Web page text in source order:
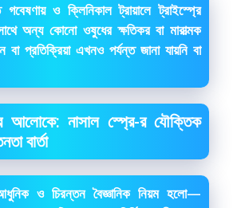
গবেষণায় ও ক্লিনিকাল ট্রায়ালে ট্রাইস্প্রে
অন্য কোনো ওষুধের ক্ষতিকর বা মারাত্মক
বা প্রতিক্রিয়া এখনও পর্যন্ত জানা যায়নি বা
আলোকে: নাসাল স্প্রে-র যৌক্তিক
বার্তা
আধুনিক ও চিরন্তন বৈজ্ঞানিক নিয়ম হলো—